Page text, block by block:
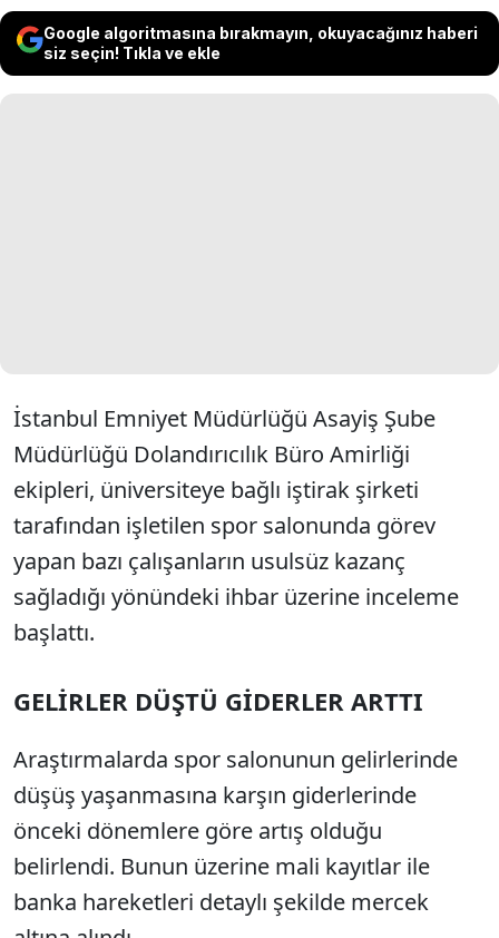
Google algoritmasına bırakmayın, okuyacağınız haberi
siz seçin! Tıkla ve ekle
İstanbul Emniyet Müdürlüğü Asayiş Şube
Müdürlüğü Dolandırıcılık Büro Amirliği
ekipleri, üniversiteye bağlı iştirak şirketi
tarafından işletilen spor salonunda görev
yapan bazı çalışanların usulsüz kazanç
sağladığı yönündeki ihbar üzerine inceleme
başlattı.
GELİRLER DÜŞTÜ GİDERLER ARTTI
Araştırmalarda spor salonunun gelirlerinde
düşüş yaşanmasına karşın giderlerinde
önceki dönemlere göre artış olduğu
belirlendi. Bunun üzerine mali kayıtlar ile
banka hareketleri detaylı şekilde mercek